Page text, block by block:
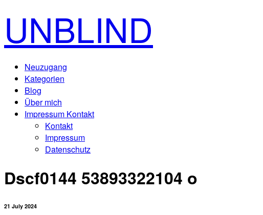
UNBLIND
Neuzugang
Kategorien
Blog
Über mich
Impressum Kontakt
Kontakt
Impressum
Datenschutz
Dscf0144 53893322104 o
21 July 2024